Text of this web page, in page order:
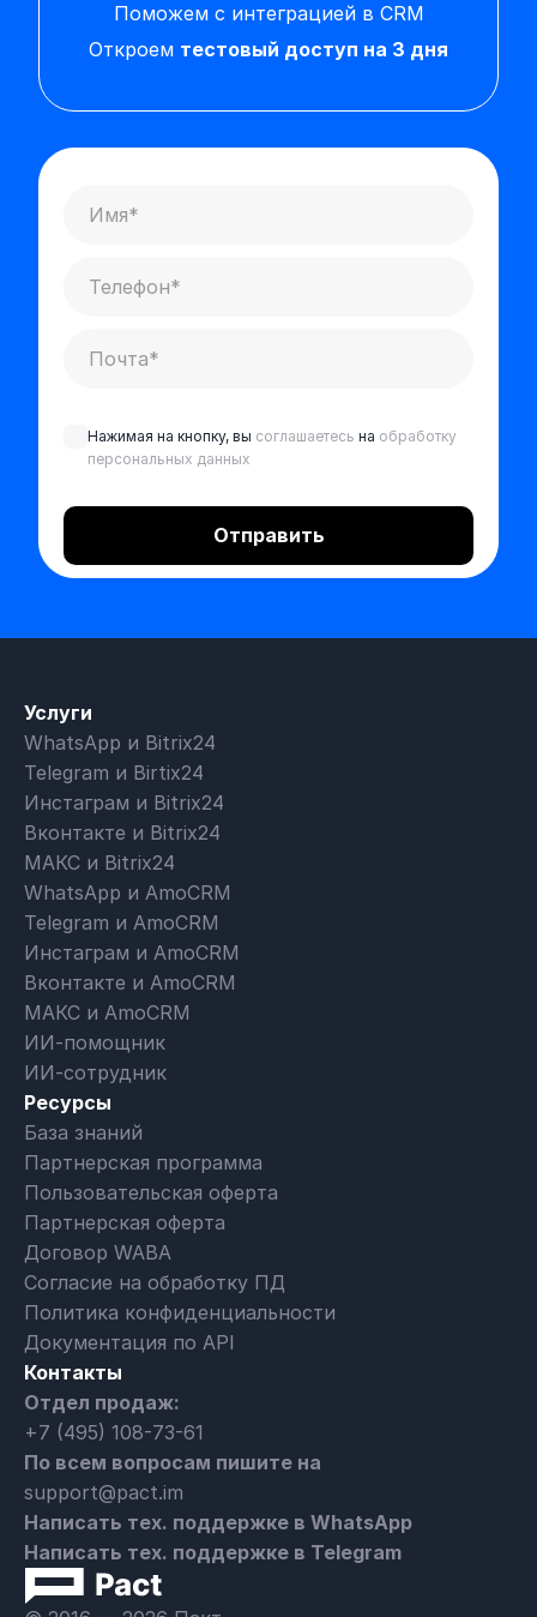
Нажимая на кнопку, вы соглашаетесь на обработку
персональных данных
Поможем с интеграцией в CRM
Откроем тестовый доступ на 3 дня
Услуги
WhatsApp и Bitrix24
Telegram и Birtix24
Инстаграм и Bitrix24
Вконтакте и Bitrix24
МАКС и Bitrix24
WhatsApp и AmoCRM
Telegram и AmoCRM
Инстаграм и AmoCRM
Вконтакте и AmoCRM
МАКС и AmoCRM
ИИ-помощник
ИИ-сотрудник
Ресурсы
База знаний
Партнерская программа
Пользовательская оферта
Партнерская оферта
Договор WABA
Согласие на обработку ПД
Политика конфиденциальности
Документация по API
Контакты
Отдел продаж:
+7 (495) 108-73-61
По всем вопросам пишите на
support@pact.im
Написать тех. поддержке в WhatsApp
Написать тех. поддержке в Telegram